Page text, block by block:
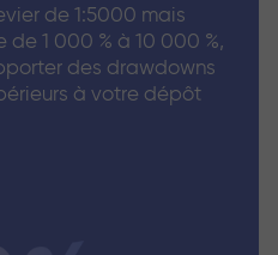
de 1:5000 mais
1 000 % à 10 000 %,
des drawdowns
à votre dépôt